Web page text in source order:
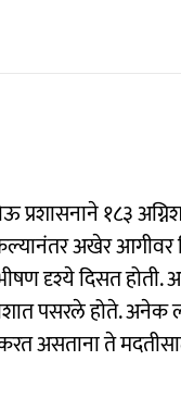
प्रशासनाने १८३
अखेर आगीवर
दृश्ये दिसत होती.
पसरले होते.
असताना ते